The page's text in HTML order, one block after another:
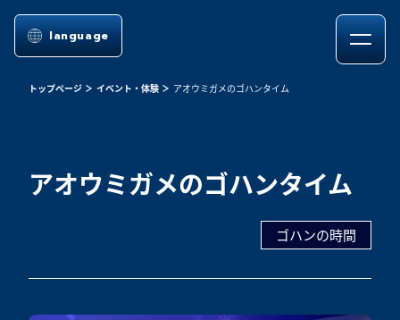
language
トップページ イベント・体験 アオウミガメのゴハンタイム
アオウミガメのゴハンタイム
ゴハンの時間